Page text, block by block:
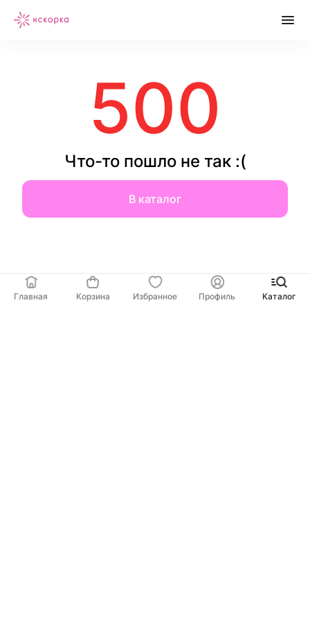
500
Что-то пошло не так :(
В каталог
Главная Корзина Избранное Профиль Каталог